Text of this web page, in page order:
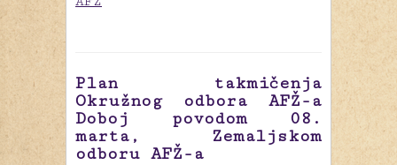
Plan takmičenja
Okružnog odbora AFŽ-a
Doboj povodom 08.
marta, Zemaljskom
odboru AFŽ-a